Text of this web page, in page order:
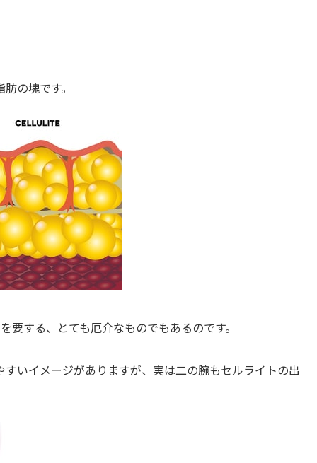
の塊です。
する、とても厄介なものでもあるのです。
いイメージがありますが、実は二の腕もセルライトの出